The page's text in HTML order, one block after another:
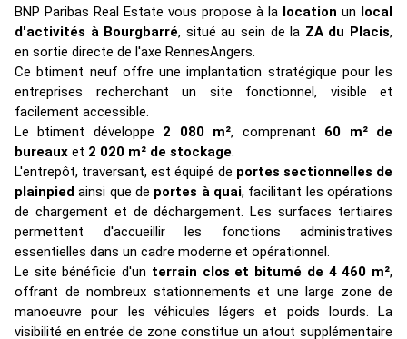
BNP Paribas Real Estate vous propose à la location un local
d'activités à Bourgbarré, situé au sein de la ZA du Placis,
en sortie directe de l'axe RennesAngers.
Ce btiment neuf offre une implantation stratégique pour les
entreprises recherchant un site fonctionnel, visible et
facilement accessible.
Le btiment développe 2 080 m², comprenant 60 m² de
bureaux et 2 020 m² de stockage.
L'entrepôt, traversant, est équipé de portes sectionnelles de
plainpied ainsi que de portes à quai, facilitant les opérations
de chargement et de déchargement. Les surfaces tertiaires
permettent d'accueillir les fonctions administratives
essentielles dans un cadre moderne et opérationnel.
Le site bénéficie d'un terrain clos et bitumé de 4 460 m²,
offrant de nombreux stationnements et une large zone de
manoeuvre pour les véhicules légers et poids lourds. La
visibilité en entrée de zone constitue un atout supplémentaire